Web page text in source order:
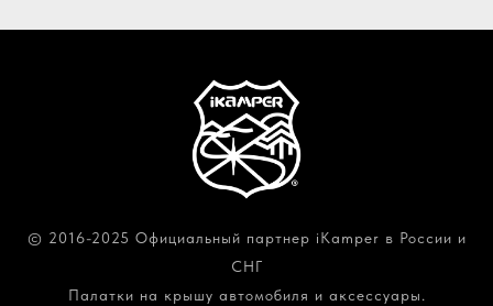
© 2016-2025 Официальный партнер iKamper в России и
СНГ
Палатки на крышу автомобиля и аксессуары.